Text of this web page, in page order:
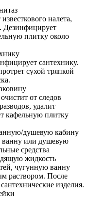
налета,
Дезинфицирует
плитку около
сантехнику.
сухой тряпкой
от следов
удалит
кафельную плитку
душевую кабину
ванну или душевую
средства
жидкость
чугунную ванну
раствором. После
изделия.